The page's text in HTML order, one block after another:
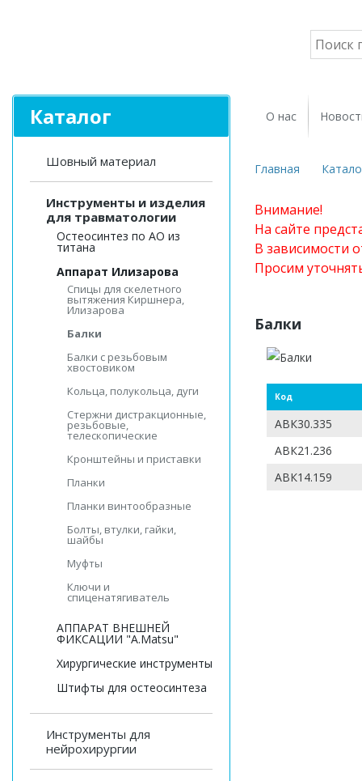
Каталог
Шовный материал
Инструменты и изделия
для травматологии
Остеосинтез по АО из
титана
Аппарат Илизарова
Спицы для cкелетного
вытяжения Киршнера,
Илизарова
Балки
Балки с резьбовым
хвостовиком
Кольца, полукольца, дуги
Стержни дистракционные,
резьбовые,
телескопические
Кронштейны и приставки
Планки
Планки винтообразные
Болты, втулки, гайки,
шайбы
Муфты
Ключи и
спиценатягиватель
АППАРАТ ВНЕШНЕЙ
ФИКСАЦИИ "A.Matsu"
Хирургические инструменты
Штифты для остеосинтеза
Инструменты для
нейрохирургии
О нас
Главная
Внимание!
На сайте
В зависимости
Просим
Балки
Код
АВК30.335
АВК21.236
АВК14.159